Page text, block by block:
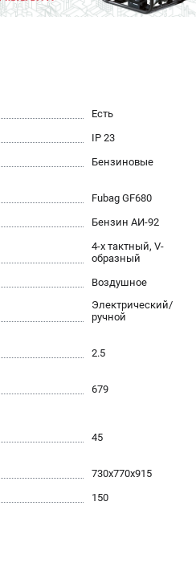
MAG
ПЕТЕРБУРГ)
сайте не является публичной
Есть
IP 23
Бензиновые
Fubag GF680
Бензин АИ-92
4-х тактный, V-
образный
Воздушное
Электрический/
ручной
2.5
679
45
730x770x915
150